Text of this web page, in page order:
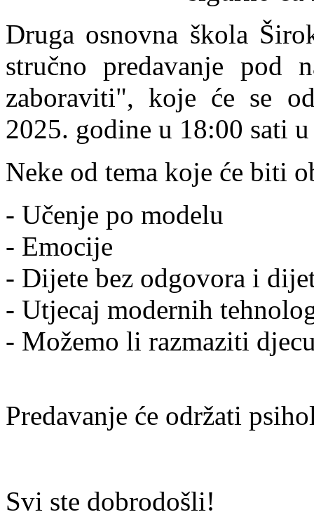
Druga osnovna škola
stručno predavanje
zaboraviti", koje će se
2025. godine u 18:00 sati
Neke od tema koje će biti
- Učenje po modelu
- Emocije
- Dijete bez odgovora i
- Utjecaj modernih
- Možemo li razmaziti
Predavanje će održati
Svi ste dobrodošli!